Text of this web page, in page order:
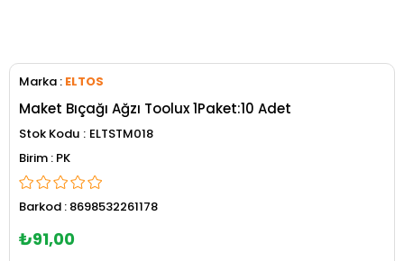
Marka : ELTOS
Maket Bıçağı Ağzı Toolux 1Paket:10 Adet
Stok Kodu
ELTSTM018
PK
Barkod : 8698532261178
₺91,00